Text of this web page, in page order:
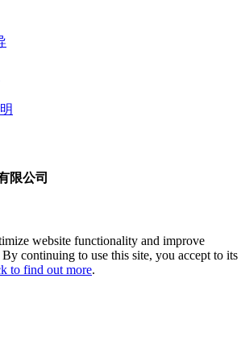
限公司
website functionality and improve
continuing to use this site, you accept to its
to find out more.